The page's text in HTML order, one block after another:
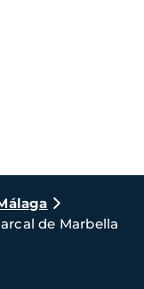
de Marbella